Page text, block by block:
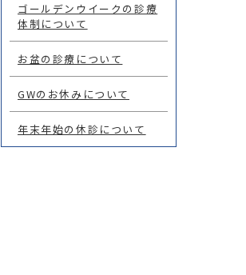
ゴールデンウイークの診療
体制について
お盆の診療について
GWのお休みについて
年末年始の休診について